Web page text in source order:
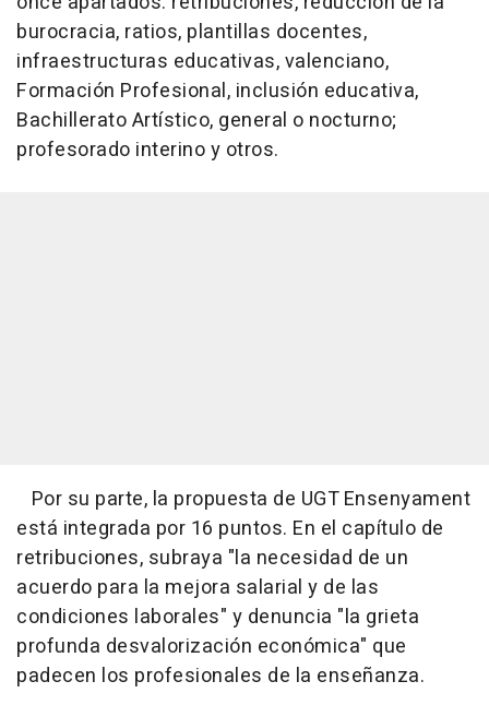
burocracia, ratios, plantillas docentes,
infraestructuras educativas, valenciano,
Formación Profesional, inclusión educativa,
Bachillerato Artístico, general o nocturno;
profesorado interino y otros.
Por su parte, la propuesta de UGT Ensenyament
está integrada por 16 puntos. En el capítulo de
retribuciones, subraya "la necesidad de un
acuerdo para la mejora salarial y de las
condiciones laborales" y denuncia "la grieta
profunda desvalorización económica" que
padecen los profesionales de la enseñanza.